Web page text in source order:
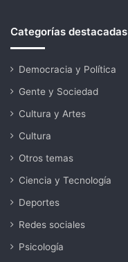
Categorías destacadas
Democracia y Política
Gente y Sociedad
Cultura y Artes
Cultura
Otros temas
Ciencia y Tecnología
Deportes
Redes sociales
Psicología